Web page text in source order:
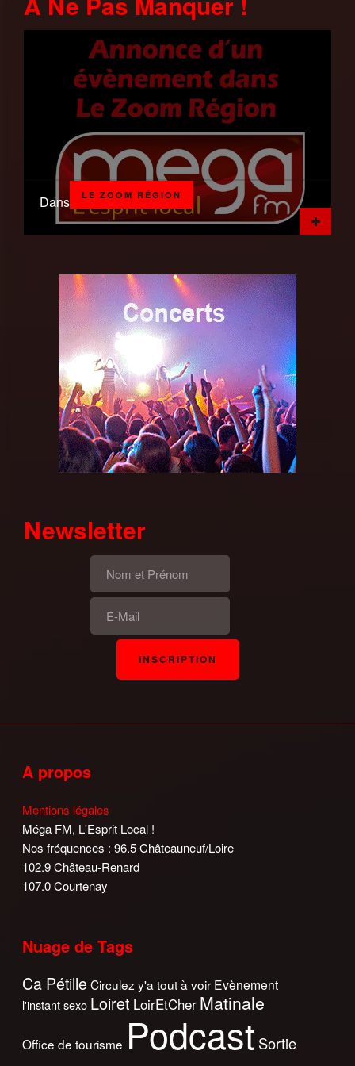
Dans LE ZOOM RÉGION
Newsletter
A propos
Mentions légales
Méga FM, L'Esprit Local !
Nos fréquences : 96.5 Châteauneuf/Loire
102.9 Château-Renard
107.0 Courtenay
Nuage de Tags
Ca Pétille Circulez y'a tout à voir Evènement
l'instant sexo Loiret LoirEtCher Matinale
Office de tourisme Podcast Sortie